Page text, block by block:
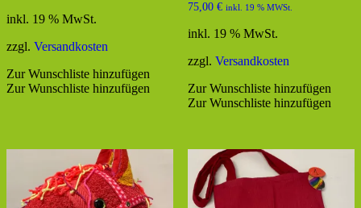
inkl. 19 % MwSt.
zzgl. Versandkosten
Zur Wunschliste hinzufügen
Zur Wunschliste hinzufügen
75,00 € inkl. 19 % MWSt.
inkl. 19 % MwSt.
zzgl. Versandkosten
Zur Wunschliste hinzufügen
Zur Wunschliste hinzufügen